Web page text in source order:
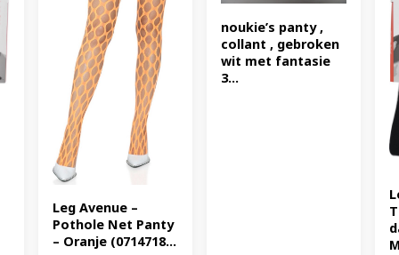
Leg Avenue –
Pothole Net Panty
– Oranje (0714718...
noukie’s panty ,
collant , gebroken
wit met fantasie
3...